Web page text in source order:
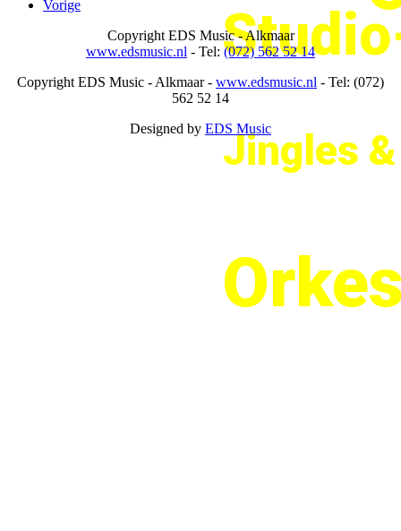
Jingles
Vorige
Copyright EDS Music - Alkmaar
www.edsmusic.nl - Tel: (072) 562 52 14
Copyright EDS Music - Alkmaar - www.edsmusic.nl - Tel: (072)
562 52 14
Designed by EDS Music